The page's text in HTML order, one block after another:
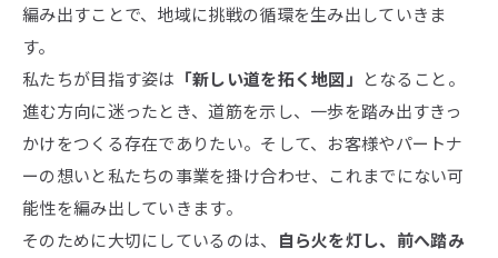
編み出すことで、地域に挑戦の循環を生み出していきま
す。
私たちが目指す姿は 「新しい道を拓く地図」 となること。
進む方向に迷ったとき、道筋を示し、一歩を踏み出すきっ
かけをつくる存在でありたい。そして、お客様やパートナ
ーの想いと私たちの事業を掛け合わせ、これまでにない可
能性を編み出していきます。
そのために大切にしているのは、
自ら火を灯し、前へ踏み